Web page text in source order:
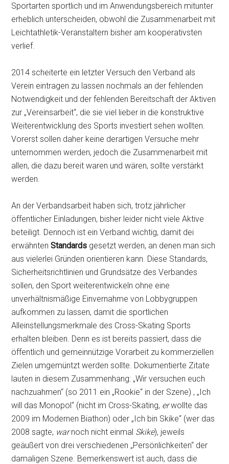
Sportarten sportlich und im Anwendungsbereich mitunter
erheblich unterscheiden, obwohl die Zusammenarbeit mit
Leichtathletik-Veranstaltern bisher am kooperativsten
verlief.
2014 scheiterte ein letzter Versuch den Verband als
Verein eintragen zu lassen nochmals an der fehlenden
Notwendigkeit und der fehlenden Bereitschaft der Aktiven
zur „Vereinsarbeit“, die sie viel lieber in die konstruktive
Weiterentwicklung des Sports investiert sehen wollten.
Vorerst sollen daher keine derartigen Versuche mehr
unternommen werden, jedoch die Zusammenarbeit mit
allen, die dazu bereit waren und wären, sollte verstärkt
werden.
An der Verbandsarbeit haben sich, trotz jährlicher
öffentlicher Einladungen, bisher leider nicht viele Aktive
beteiligt. Dennoch ist ein Verband wichtig, damit dei
erwähntenStandards gesetzt werden, an denen man sich
aus vielerlei Gründen orientieren kann. Diese Standards,
Sicherheitsrichtlinien und Grundsätze des Verbandes
sollen, den Sport weiterentwickeln ohne eine
unverhältnismäßige Einvernahme von Lobbygruppen
aufkommen zu lassen, damit die sportlichen
Alleinstellungsmerkmale des Cross-Skating Sports
erhalten bleiben. Denn es ist bereits passiert, dass die
öffentlich und gemeinnützige Vorarbeit zu kommerziellen
Zielen umgemüntzt werden sollte. Dokumentierte Zitate
lauten in diesem Zusammenhang: „Wir versuchen euch
nachzuahmen“ (so 2011 ein „Rookie“ in der Szene) , „Ich
will das Monopol“ (nicht im Cross-Skating, erwollte das
2009 im Modernen Biathon) oder „Ich bin Skike“ (wer das
2008 sagte, warnoch nicht einmal Skike), jeweils
geäußert von drei verschiedenen „Persönlichkeiten“ der
damaligen Szene. Bemerkenswert ist auch, dass die